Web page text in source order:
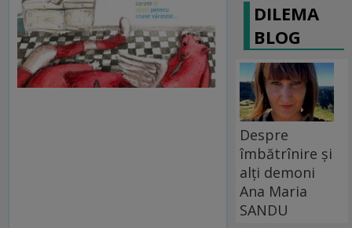
DILEMA
BLOG
Despre
îmbătrînire și
alți demoni
Ana Maria
SANDU